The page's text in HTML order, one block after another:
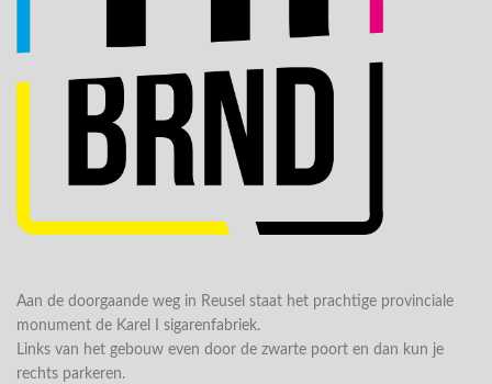
Aan de doorgaande weg in Reusel staat het prachtige provinciale
monument de Karel I sigarenfabriek.
Links van het gebouw even door de zwarte poort en dan kun je
rechts parkeren.